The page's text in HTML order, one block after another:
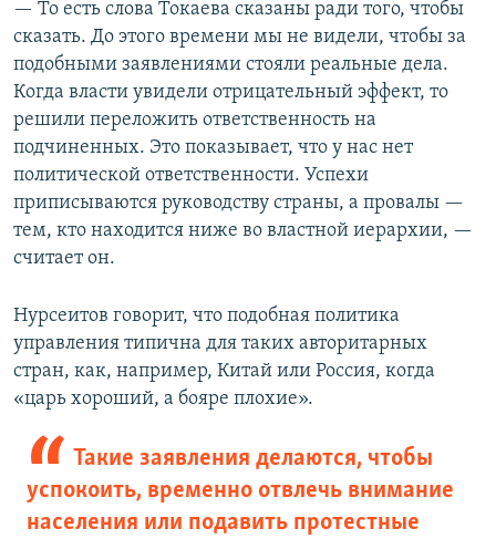
— То есть слова Токаева сказаны ради того, чтобы
сказать. До этого времени мы не видели, чтобы за
подобными заявлениями стояли реальные дела.
Когда власти увидели отрицательный эффект, то
решили переложить ответственность на
подчиненных. Это показывает, что у нас нет
политической ответственности. Успехи
приписываются руководству страны, а провалы —
тем, кто находится ниже во властной иерархии, —
считает он.
Нурсеитов говорит, что подобная политика
управления типична для таких авторитарных
стран, как, например, Китай или Россия, когда
«царь хороший, а бояре плохие».
Такие заявления делаются, чтобы
успокоить, временно отвлечь внимание
населения или подавить протестные